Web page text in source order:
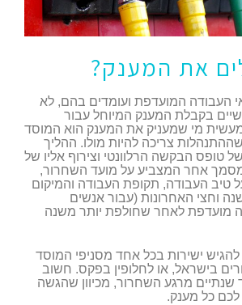
את המענק?
העבודה המועדפת ועומדים בהם, לא
בקבלת המענק המיוחל עבור
מי שמעניק את המענק הוא המוסד
צריכה להיות מולו. ההליך
טופס הבקשה הרלוונטי וצירוף אליו של
אחר המצביע על מועד השחרור,
טיב העבודה, תקופת העבודה והמיקום
וחצי האחרונות (עבור אנשים
מועדפת לאחר שחולפת יותר משנה
ישירות בכל אחד מסניפי המוסד
בישראל, או לחלופין בפקס. חשוב
שנתיים מרגע השחרור, מכיוון שהגשה
כל מענק.